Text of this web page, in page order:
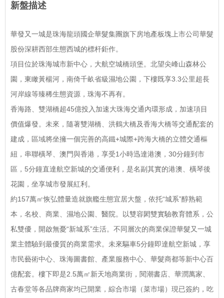
新盤描述
華發又一城是珠海龍頭國企華髮集團旗下房地產板塊上市公司華髮
股份深耕西部生態西城的標杆鉅作。
項目位於珠海城市新中心，大航空城橋頭堡。北望尖峰山森林公
園，東瞰黃楊河，南倚千畝省級濕地公園，下樓既享3.3公里超長
河岸線等臻稀生態資源，珠海不再有。
香海路、雙湖橋超45億投入加速大珠海交通內環形成，加速項目
價值爆發。未來，隨著雙湖橋、洪鶴大橋及香海大橋等交通配套的
建成，區域將坐擁一個完善的高鐵+城際+跨海大橋的立體交通樞
紐，串聯橫琴、澳門與香港，享受1小時迅達港澳， 30分鐘到市
區， 5分鐘直達航空新城的交通便利，是名副其實的港澳、橫琴後
花園，坐享城市發展紅利。
約157萬㎡恢弘體量造就旗艦生態宜居大盤，依托“城系”醇熟範
本，名校、商業、濕地公園、醫院。以雙容閎雙實驗教育體系，公
私雙優，開啟無憂“新城系”生活。不同層次的商業保證華髮又一城
業主體驗到最優質的商業需求。未來驅車5分鐘即達航空新城，享
市民藝術中心、珠海圖書館、產業服務中心、華髮商都等新中心百
億配套。樓下即是2.5萬㎡新天地商業街，閱潮書店、華潤萬家、
古春堂等各品牌商家均已開業，綜合市場（菜市場）現已簽約，吃